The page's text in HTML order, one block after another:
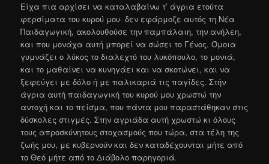
Είχα πια αρχίσει να καταλαβαίνω τ’ άγρια ετούτα
φερσίματα του κυρού μου· δεν εφάρμοζε αυτός τη Νέα
Παιδαγωγική, ακολουθούσε την παμπάλαιη, την ανήλεη,
και που μονάχα αυτή μπορεί να σώσει το Γένος. Όμοια
γυμνάζει ο λύκος το διαλεχτό του λυκόπουλο, το μονιά,
και το μαθαίνει να κυνηγάει και να σκοτώνει, και να
ξεφεύγει με δόλο ή με παλικαριά τις παγίδες. Στήν
άγρια αυτή παιδαγωγική του κυρού μου χρωστώ την
αντοχή και το πείσμα, που πάντα μου παραστάθηκαν στις
δύσκολες στιγμές. Στην αγριάδα αυτή χρωστώ κι όλους
τους απροσκύνητους στοχασμούς που τώρα, στα τέλη της
ζωής μου, με κυβερνούν και δεν καταδέχουνται μήτε από
το Θεό μήτε από το Διάβολο παρηγοριά.